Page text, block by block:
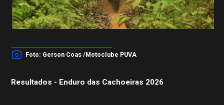
Foto: Gerson Coas /Motoclube PUVA
Resultados - Enduro das Cachoeiras 2026